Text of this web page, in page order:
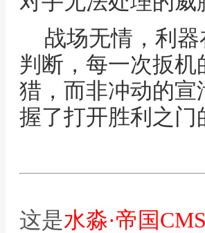
战场无情，利
判断，每一次扳
猎，而非冲动的
握了打开胜利之门
这是水淼·帝国